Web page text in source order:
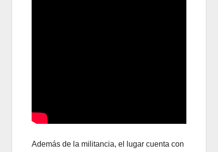
Además de la militancia, el lugar cuenta con